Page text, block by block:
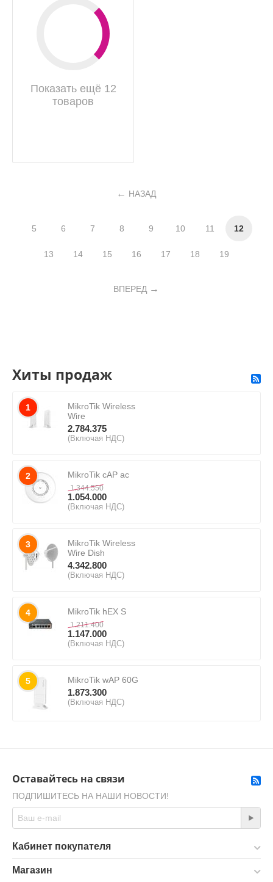
Показать ещё 12
товаров
НАЗАД
5 6 7 8 9 10 11 12
13 14 15 16 17 18 19
ВПЕРЕД
Хиты продаж
1
MikroTik Wireless
Wire
2.784.375
(Включая НДС)
2 MikroTik cAP ac
1.344.550
1.054.000
(Включая НДС)
3
MikroTik Wireless
Wire Dish
4.342.800
(Включая НДС)
4 MikroTik hEX S
1.211.400
1.147.000
(Включая НДС)
5 MikroTik wAP 60G
1.873.300
(Включая НДС)
Оставайтесь на связи
ПОДПИШИТЕСЬ НА НАШИ НОВОСТИ!
Кабинет покупателя
Магазин